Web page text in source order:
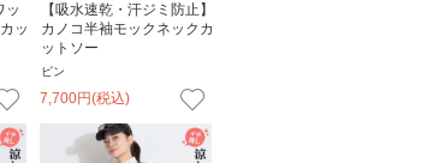
ッ
ッ
【吸水速乾・汗ジミ防止】
カノコ半袖モックネックカ
ットソー
ピン
7,700円(税込)